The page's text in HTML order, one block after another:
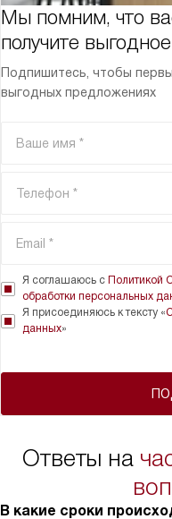
Мы помним, что
получите
Подпишитесь, чтобы
выгодных предложениях
Я соглашаюсь с Политикой
обработки персональных
Я присоединяюсь к тексту «
данных»
Ответы на
В какие сроки